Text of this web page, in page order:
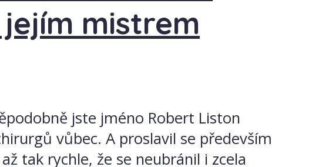
mistrem
jste jméno Robert Liston
vůbec. A proslavil se především
tak rychle, že se neubránil i zcela